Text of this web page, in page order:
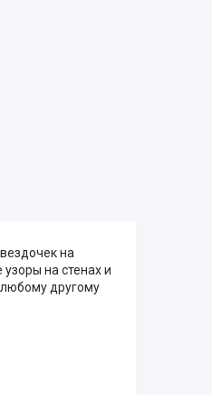
на
на стенах и
любому другому